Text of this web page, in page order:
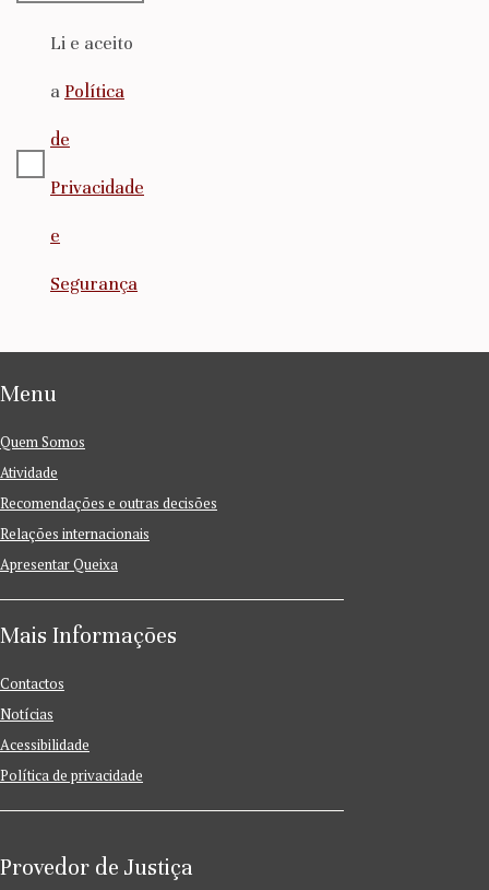
Li e aceito
a Política
de
Privacidade
e
Segurança
Menu
Quem Somos
Atividade
Recomendações e outras decisões
Relações internacionais
Apresentar Queixa
Mais Informações
Contactos
Notícias
Acessibilidade
Política de privacidade
Provedor de Justiça